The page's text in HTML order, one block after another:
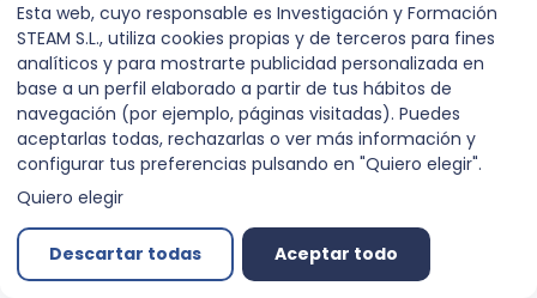
Esta web, cuyo responsable es Investigación y Formación
STEAM S.L., utiliza cookies propias y de terceros para fines
analíticos y para mostrarte publicidad personalizada en
base a un perfil elaborado a partir de tus hábitos de
navegación (por ejemplo, páginas visitadas). Puedes
aceptarlas todas, rechazarlas o ver más información y
configurar tus preferencias pulsando en "Quiero elegir".
Quiero elegir
Descartar todas Aceptar todo